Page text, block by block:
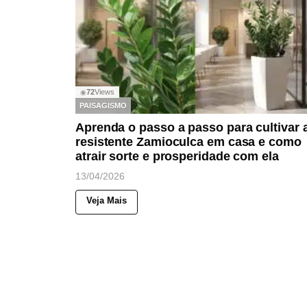
◉72Views
PAISAGISMO
Aprenda o passo a passo para cultivar
resistente Zamioculca em casa e como
atrair sorte e prosperidade com ela
13/04/2026
Veja Mais